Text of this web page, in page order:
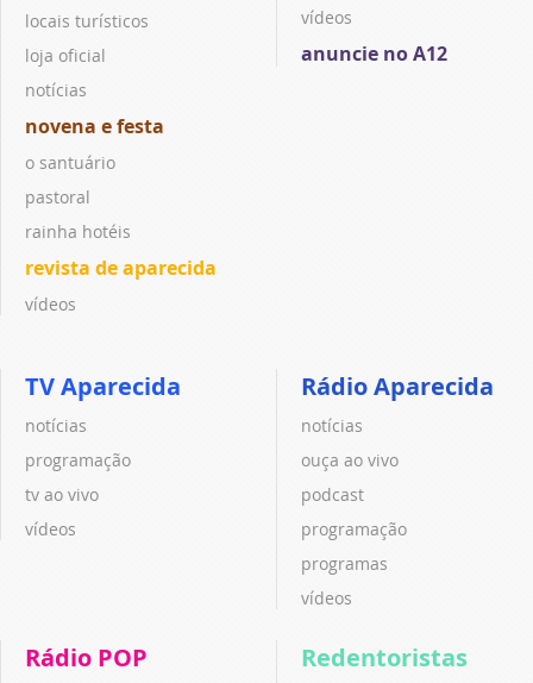
locais turísticos
loja oficial
notícias
novena e festa
o santuário
pastoral
rainha hotéis
revista de aparecida
vídeos
vídeos
anuncie no A12
TV Aparecida
notícias
programação
tv ao vivo
vídeos
Rádio Aparecida
notícias
ouça ao vivo
podcast
programação
programas
vídeos
Rádio POP Redentoristas